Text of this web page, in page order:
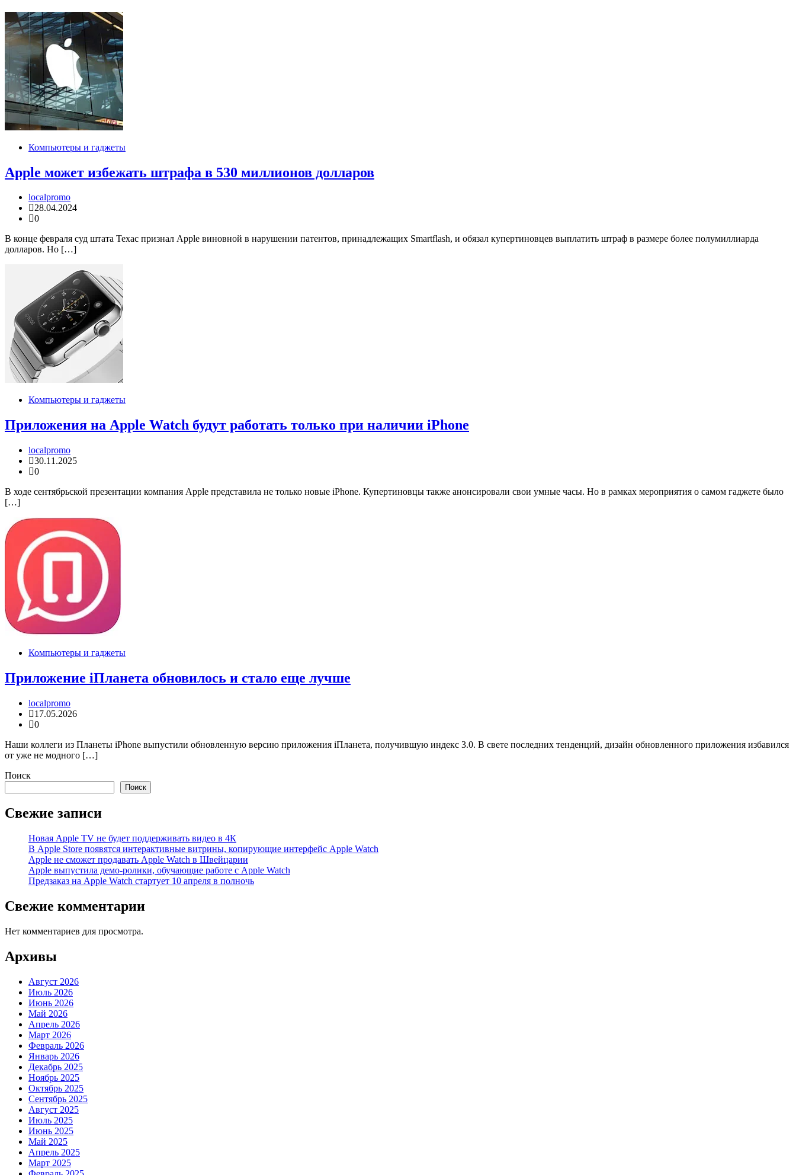
Компьютеры и гаджеты
Apple может избежать штрафа в 530 миллионов долларов
localpromo
28.04.2024
0
В конце февраля суд штата Техас признал Apple виновной в нарушении патентов, принадлежащих Smartflash, и обязал купертиновцев выплатить штраф в размере более полумиллиарда
долларов. Но […]
Компьютеры и гаджеты
Приложения на Apple Watch будут работать только при наличии iPhone
localpromo
30.11.2025
0
В ходе сентябрьской презентации компания Apple представила не только новые iPhone. Купертиновцы также анонсировали свои умные часы. Но в рамках мероприятия о самом гаджете было
[…]
Компьютеры и гаджеты
Приложение iПланета обновилось и стало еще лучше
localpromo
17.05.2026
0
Наши коллеги из Планеты iPhone выпустили обновленную версию приложения iПланета, получившую индекс 3.0. В свете последних тенденций, дизайн обновленного приложения избавился
от уже не модного […]
Поиск
Поиск
Свежие записи
Новая Apple TV не будет поддерживать видео в 4К
В Apple Store появятся интерактивные витрины, копирующие интерфейс Apple Watch
Apple не сможет продавать Apple Watch в Швейцарии
Apple выпустила демо-ролики, обучающие работе с Apple Watch
Предзаказ на Apple Watch стартует 10 апреля в полночь
Свежие комментарии
Нет комментариев для просмотра.
Архивы
Август 2026
Июль 2026
Июнь 2026
Май 2026
Апрель 2026
Март 2026
Февраль 2026
Январь 2026
Декабрь 2025
Ноябрь 2025
Октябрь 2025
Сентябрь 2025
Август 2025
Июль 2025
Июнь 2025
Май 2025
Апрель 2025
Март 2025